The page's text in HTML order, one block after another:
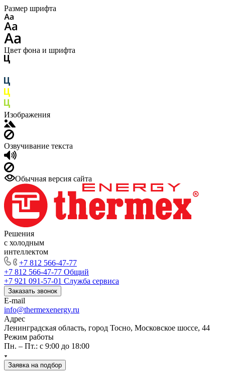
Размер шрифта
Цвет фона и шрифта
Изображения
Озвучивание текста
Обычная версия сайта
Решения
с холодным
интеллектом
+7 812 566-47-77
+7 812 566-47-77 Общий
+7 921 091-57-01 Служба сервиса
Заказать звонок
E-mail
info@thermexenergy.ru
Адрес
Ленинградская область, город Тосно, Московское шоссе, 44
Режим работы
Пн. – Пт.: с 9:00 до 18:00
Заявка на подбор